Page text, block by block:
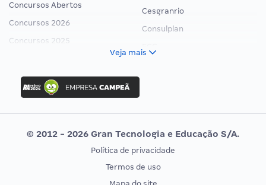
Concursos Abertos
Concursos 2026
Concursos 2025
Concurso Ibama
Concurso MPU
Editais publicados
Cesgranrio
Consulplan
Vunesp
CONCURSOS POR PROFISSÃO
EXAME DE ORDEM
Veja mais
© 2012 - 2026 Gran Tecnologia e Educação S/A.
Política de privacidade
Termos de uso